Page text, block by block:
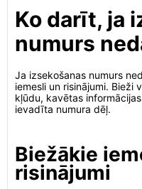
Ko darīt, ja
numurs
Ja izsekošanas numurs
iemesli un risinājumi. Bieži
kļūdu, kavētas
ievadīta numura dēļ.
Biežākie
risinājumi